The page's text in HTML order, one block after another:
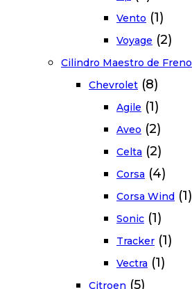
Vento (1)
Voyage (2)
Cilindro Maestro de Freno
Chevrolet (8)
Agile (1)
Aveo (2)
Celta (2)
Corsa (4)
Corsa Wind (1)
Sonic (1)
Tracker (1)
Vectra (1)
Citroen (5)